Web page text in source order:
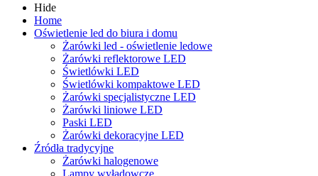
Hide
Home
Oświetlenie led do biura i domu
Żarówki led - oświetlenie ledowe
Żarówki reflektorowe LED
Świetlówki LED
Świetlówki kompaktowe LED
Żarówki specjalistyczne LED
Żarówki liniowe LED
Paski LED
Żarówki dekoracyjne LED
Źródła tradycyjne
Żarówki halogenowe
Lampy wyładowcze